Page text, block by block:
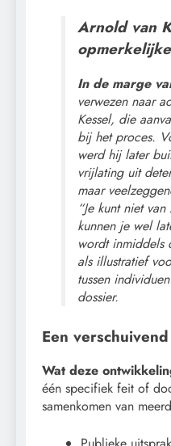
Arnold van
In de marge
verwezen naar
Kessel, die
bij het proces.
werd hij later
vrijlating uit
maar
“Je kunt niet
kunnen je wel
wordt inmiddels
als illustratief
tussen
dossier.
Een
Wat deze
één specifiek feit of
samenkomen van